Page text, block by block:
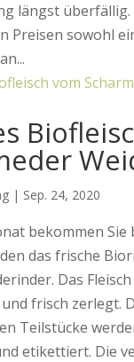
längst
Preisen sowohl
| Sep. 24, 2020
bekommen Sie
das frische
Das
frisch zerlegt.
Teilstücke
etikettiert. Die